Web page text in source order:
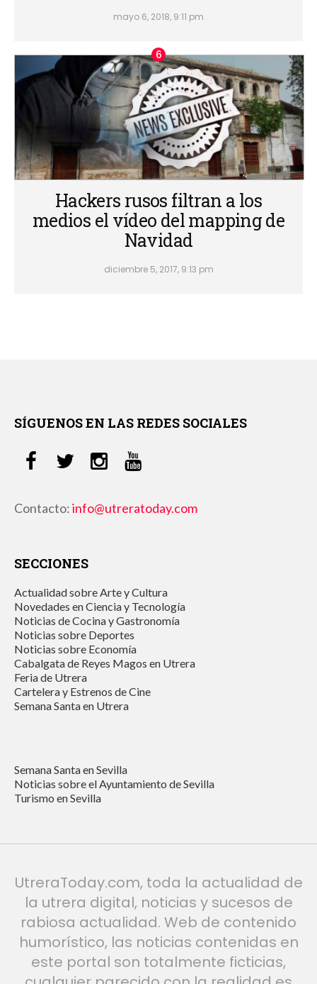
mayo 6, 2018, 9:11 pm
Hackers rusos filtran a los
medios el vídeo del mapping de
Navidad
diciembre 5, 2017, 9:13 pm
SÍGUENOS EN LAS REDES SOCIALES
Contacto:info@utreratoday.com
SECCIONES
Actualidad sobre Arte y Cultura
Novedades en Ciencia y Tecnología
Noticias de Cocina y Gastronomía
Noticias sobre Deportes
Noticias sobre Economía
Cabalgata de Reyes Magos en Utrera
Feria de Utrera
Cartelera y Estrenos de Cine
Semana Santa en Utrera
Semana Santa en Sevilla
Noticias sobre el Ayuntamiento de Sevilla
Turismo en Sevilla
UtreraToday.com, toda la actualidad de
la utrera digital, noticias y sucesos de
rabiosa actualidad. Web de contenido
humorístico, las noticias contenidas en
este portal son totalmente ficticias,